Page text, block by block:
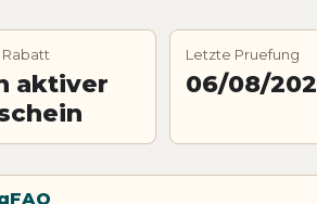
aktiver
Letzte Pruefung
06/08/
FAQ